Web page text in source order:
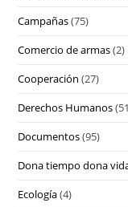
Campañas(75)
Comercio de armas(2)
Cooperación (27)
Derechos Humanos
Documentos(95)
Dona tiempo dona
Ecología(4)